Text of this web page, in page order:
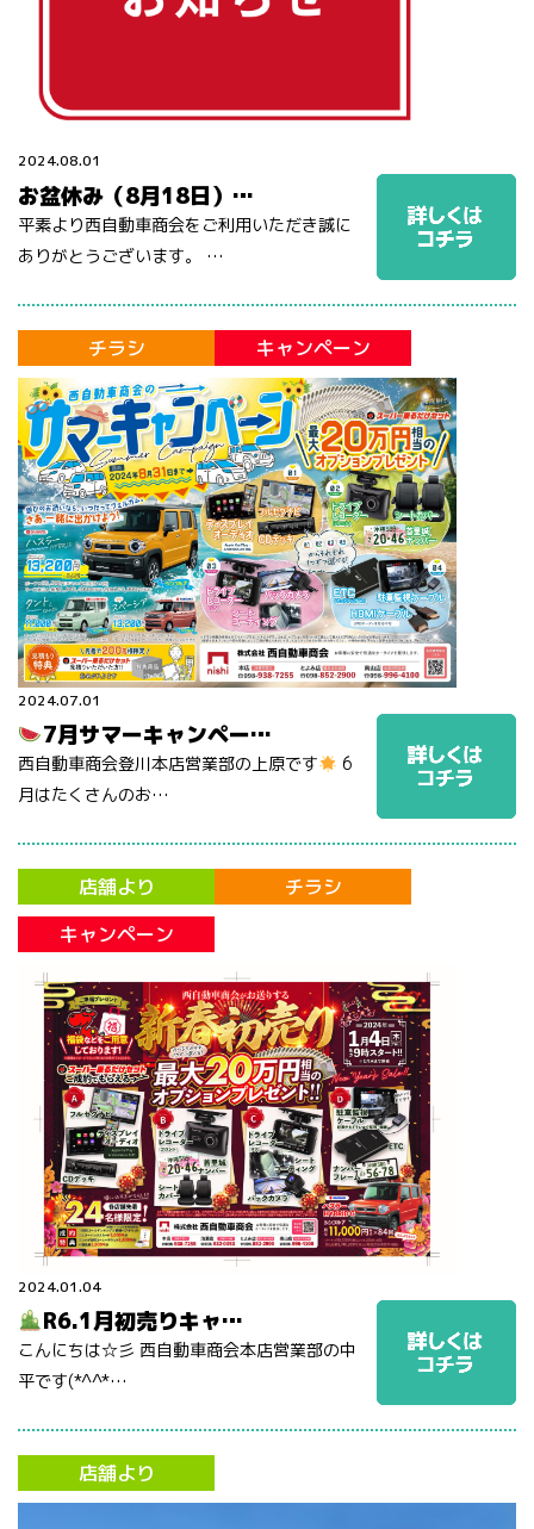
2024.08.01
お盆休み（8月18日）…
平素より西自動車商会をご利用いただき誠に
ありがとうございます。 …
チラシ キャンペーン
2024.07.01
7月サマーキャンペー…
西自動車商会登川本店営業部の上原です
6
月はたくさんのお…
店舗より
チラシ
キャンペーン
2024.01.04
R6.1月初売りキャ…
こんにちは☆彡 西自動車商会本店営業部の中
平です(*^^*…
店舗より